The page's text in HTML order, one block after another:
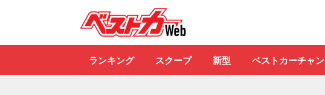
ランキング スクープ 新型 ベストカーチャ